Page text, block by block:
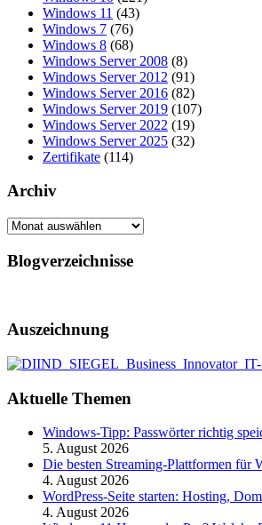
Windows 11 (43)
Windows 7 (76)
Windows 8 (68)
Windows Server 2008 (8)
Windows Server 2012 (91)
Windows Server 2016 (82)
Windows Server 2019 (107)
Windows Server 2022 (19)
Windows Server 2025 (32)
Zertifikate (114)
Archiv
Archiv
Blogverzeichnisse
Auszeichnung
Aktuelle Themen
Windows-Tipp: Passwörter richtig
5. August 2026
Die besten Streaming-Plattformen für
4. August 2026
WordPress-Seite starten: Hosting,
4. August 2026